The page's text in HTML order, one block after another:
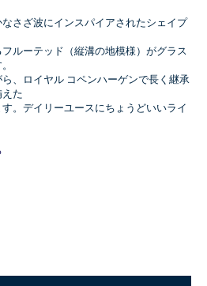
さざ波にインスパイアされたシェイプ
ルーテッド（縦溝の地模様）がグラス
、ロイヤル コペンハーゲンで長く継承
た
。デイリーユースにちょうどいいライ